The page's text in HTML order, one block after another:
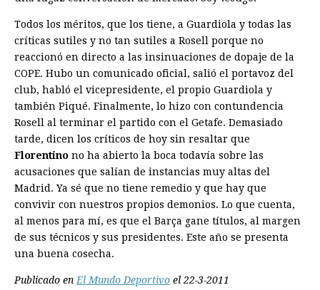
Todos los méritos, que los tiene, a Guardiola y todas las
críticas sutiles y no tan sutiles a Rosell porque no
reaccionó en directo a las insinuaciones de dopaje de la
COPE. Hubo un comunicado oficial, salió el portavoz del
club, habló el vicepresidente, el propio Guardiola y
también Piqué. Finalmente, lo hizo con contundencia
Rosell al terminar el partido con el Getafe. Demasiado
tarde, dicen los críticos de hoy sin resaltar que
Florentino no ha abierto la boca todavía sobre las
acusaciones que salían de instancias muy altas del
Madrid. Ya sé que no tiene remedio y que hay que
convivir con nuestros propios demonios. Lo que cuenta,
al menos para mí, es que el Barça gane títulos, al margen
de sus técnicos y sus presidentes. Este año se presenta
una buena cosecha.
Publicado en El Mundo Deportivo el 22-3-2011